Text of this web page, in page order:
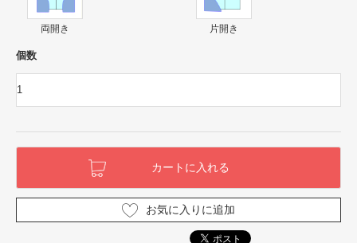
両開き 片開き
個数
お気に入りに追加